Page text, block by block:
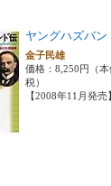
ヤングハズバン
金子民雄
価格：8,250円（本
税）
【2008年11月発売